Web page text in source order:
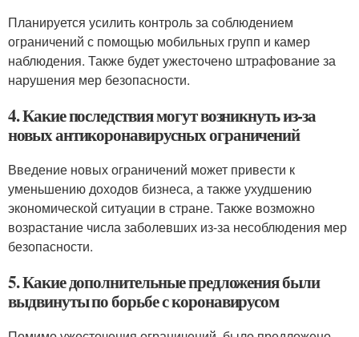
Планируется усилить контроль за соблюдением
ограничений с помощью мобильных групп и камер
наблюдения. Также будет ужесточено штрафование за
нарушения мер безопасности.
4. Какие последствия могут возникнуть из-за
новых антикоронавирусных ограничений
Введение новых ограничений может привести к
уменьшению доходов бизнеса, а также ухудшению
экономической ситуации в стране. Также возможно
возрастание числа заболевших из-за несоблюдения мер
безопасности.
5. Какие дополнительные предложения были
выдвинуты по борьбе с коронавирусом